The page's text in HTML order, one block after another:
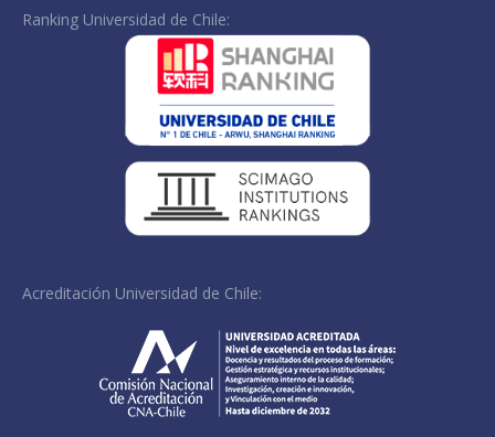
Ranking Universidad de Chile:
Acreditación Universidad de Chile: